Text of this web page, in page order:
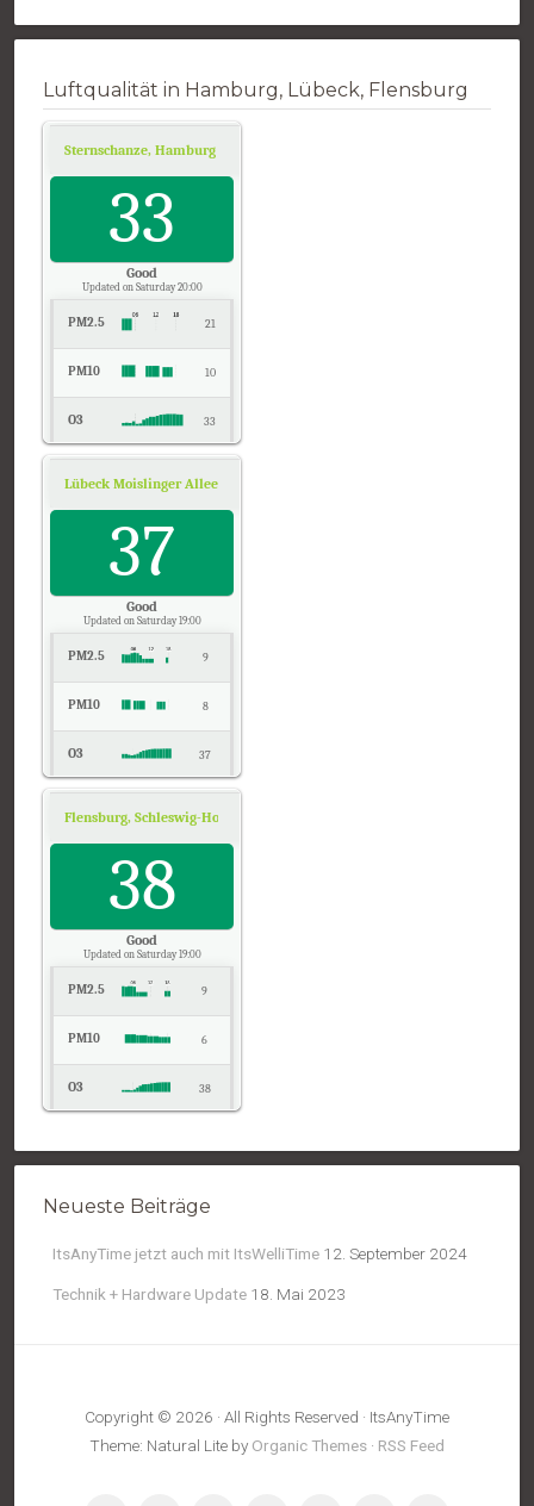
Luftqualität in Hamburg, Lübeck, Flensburg
Sternschanze, Hamburg
33
Good
Updated on Saturday 20:00
PM2.5 21
PM10 10
O3 33
Lübeck Moislinger Allee, Schleswig-Holstein
37
Good
Updated on Saturday 19:00
PM2.5 9
PM10 8
O3 37
Pressure
Flensburg, Schleswig-Holstein
38
Good
Updated on Saturday 19:00
PM2.5 9
PM10 6
O3 38
Neueste Beiträge
ItsAnyTime jetzt auch mit ItsWelliTime 12. September 2024
Technik + Hardware Update 18. Mai 2023
Copyright © 2026 · All Rights Reserved · ItsAnyTime
Theme: Natural Lite by Organic Themes · RSS Feed